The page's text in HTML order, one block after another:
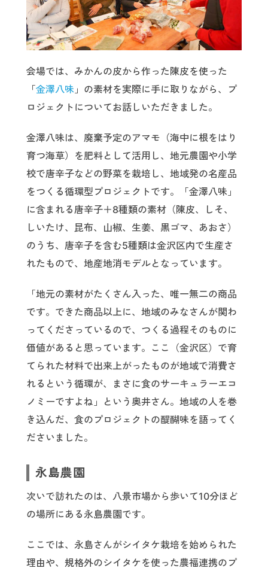
会場では、みかんの皮から作った陳皮を使った
「金澤八味 」の素材を実際に手に取りながら、プ
ロジェクトについてお話しいただきました。
金澤八味は、廃棄予定のアマモ（海中に根をはり
育つ海草）を肥料として活用し、地元農園や小学
校で唐辛子などの野菜を栽培し、地域発の名産品
をつくる循環型プロジェクトです。「金澤八味」
に含まれる唐辛子＋8種類の素材（陳皮、しそ、
しいたけ、昆布、山椒、生姜、黒ゴマ、あおさ）
のうち、唐辛子を含む5種類は金沢区内で生産さ
れたもので、地産地消モデルとなっています。
「地元の素材がたくさん入った、唯一無二の商品
です。できた商品以上に、地域のみなさんが関わ
ってくださっているので、つくる過程そのものに
価値があると思っています。ここ（金沢区）で育
てられた材料で出来上がったものが地域で消費さ
れるという循環が、まさに食のサーキュラーエコ
ノミーですよね」という奥井さん。地域の人を巻
き込んだ、食のプロジェクトの醍醐味を語ってく
ださいました。
永島農園
次いで訪れたのは、八景市場から歩いて10分ほど
の場所にある永島農園です。
ここでは、永島さんがシイタケ栽培を始められた
理由や、規格外のシイタケを使った農福連携のプ